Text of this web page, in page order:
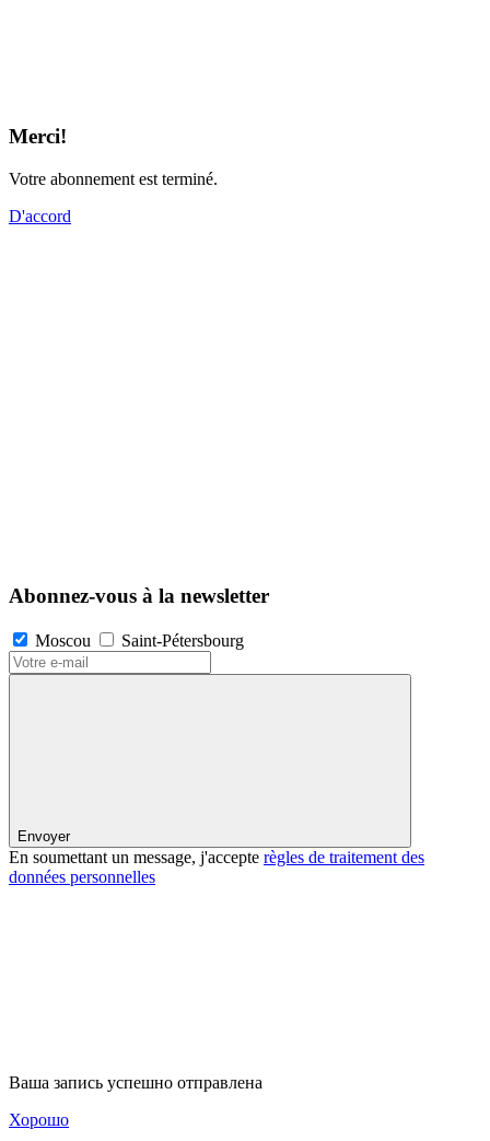
Merci!
Votre abonnement est terminé.
D'accord
Abonnez-vous à la newsletter
Moscou Saint-Pétersbourg
Envoyer
En soumettant un message, j'accepte règles de traitement des
données personnelles
Ваша запись успешно отправлена
Хорошо